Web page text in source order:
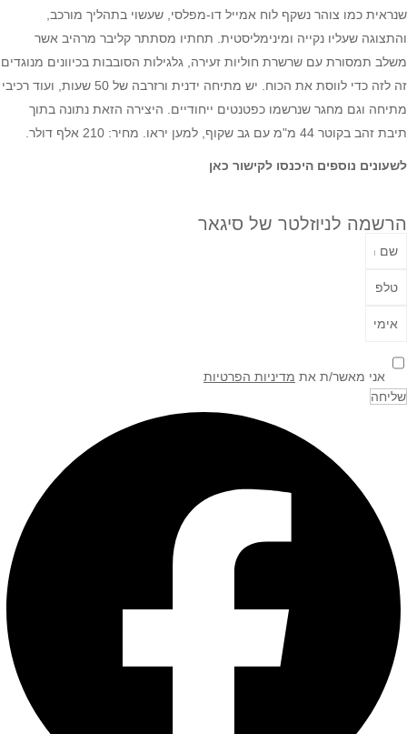
שנראית כמו צוהר נשקף לוח אמייל דו-מפלסי, שעשוי בתהליך מורכב,
והתצוגה שעליו נקייה ומינימליסטית. תחתיו מסתתר קליבר מרהיב אשר
משלב תמסורת עם שרשרת חוליות זעירה, גלגילות הסובבות בכיוונים מנוגדים
זה לזה כדי לווסת את הכוח. יש מתיחה ידנית ורזרבה של 50 שעות, ועוד רכיבי
מתיחה וגם מחגר שנרשמו כפטנטים ייחודיים. היצירה הזאת נתונה בתוך
תיבת זהב בקוטר 44 מ"מ עם גב שקוף, למען יראו. מחיר: 210 אלף דולר.
לשעונים נוספים היכנסו לקישור כאן
הרשמה לניוזלטר של סיגאר
אני מאשר/ת את מדיניות הפרטיות
שליחה